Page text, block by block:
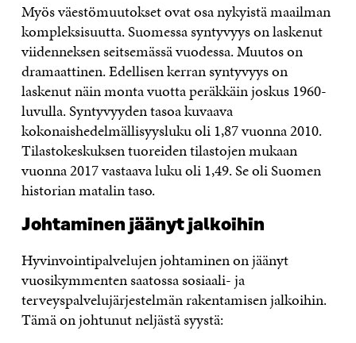
Myös väestömuutokset ovat osa nykyistä maailman
kompleksisuutta. Suomessa syntyvyys on laskenut
viidenneksen seitsemässä vuodessa. Muutos on
dramaattinen. Edellisen kerran syntyvyys on
laskenut näin monta vuotta peräkkäin joskus 1960-
luvulla. Syntyvyyden tasoa kuvaava
kokonaishedelmällisyysluku oli 1,87 vuonna 2010.
Tilastokeskuksen tuoreiden tilastojen mukaan
vuonna 2017 vastaava luku oli 1,49. Se oli Suomen
historian matalin taso.
Johtaminen jäänyt jalkoihin
Hyvinvointipalvelujen johtaminen on jäänyt
vuosikymmenten saatossa sosiaali- ja
terveyspalvelujärjestelmän rakentamisen jalkoihin.
Tämä on johtunut neljästä syystä: